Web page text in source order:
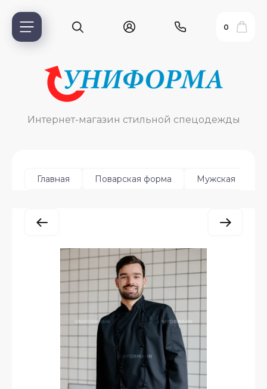
0
Интернет-магазин стильной спецодежды
Главная Поварская форма Мужская